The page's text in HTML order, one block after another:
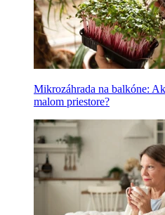
Mikrozáhrada na balkóne:
malom priestore?